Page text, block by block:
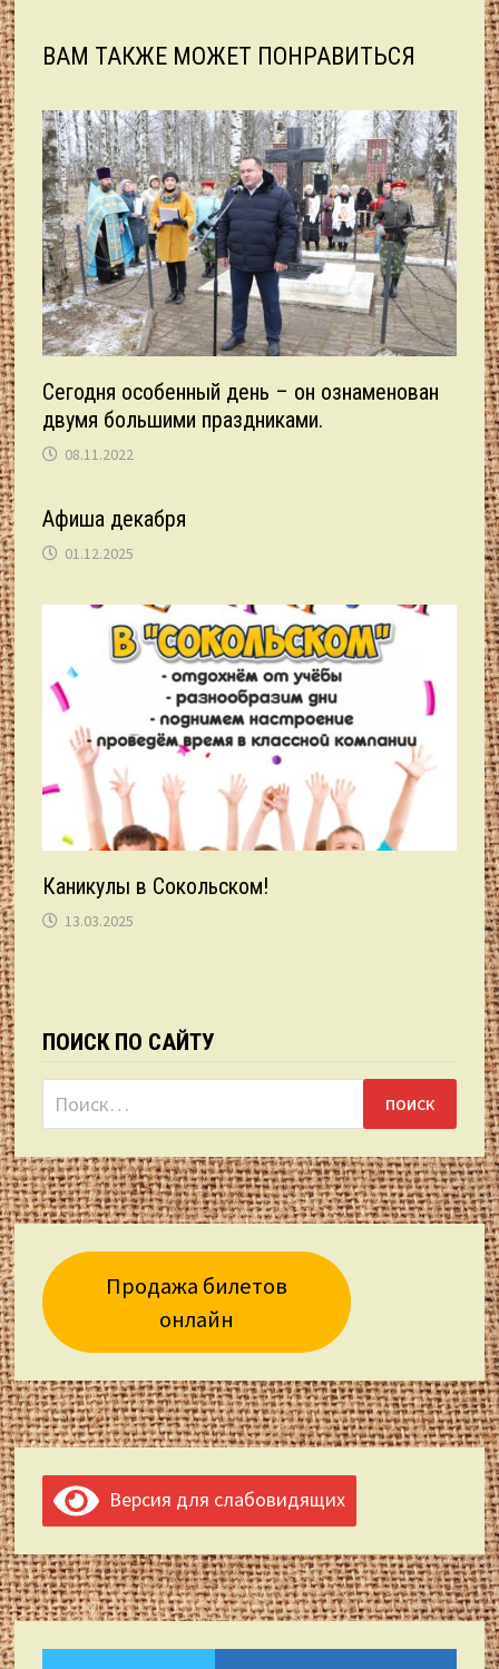
ВАМ ТАКЖЕ МОЖЕТ ПОНРАВИТЬСЯ
Сегодня особенный день – он ознаменован
двумя большими праздниками.
08.11.2022
Афиша декабря
01.12.2025
Каникулы в Сокольском!
13.03.2025
ПОИСК ПО САЙТУ
Найти:
Продажа билетов
онлайн
Версия для слабовидящих